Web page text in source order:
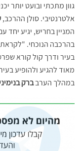
גוון מתכתי ובועט יותר
אלטרנטיבי. סולן ההרכב,
המניין בחריש, יגיע
בהרכבה הנוכחי.
בעיר ודרך קול קורא
מאוד להגיע ולהופיע
במהלך הערבברק